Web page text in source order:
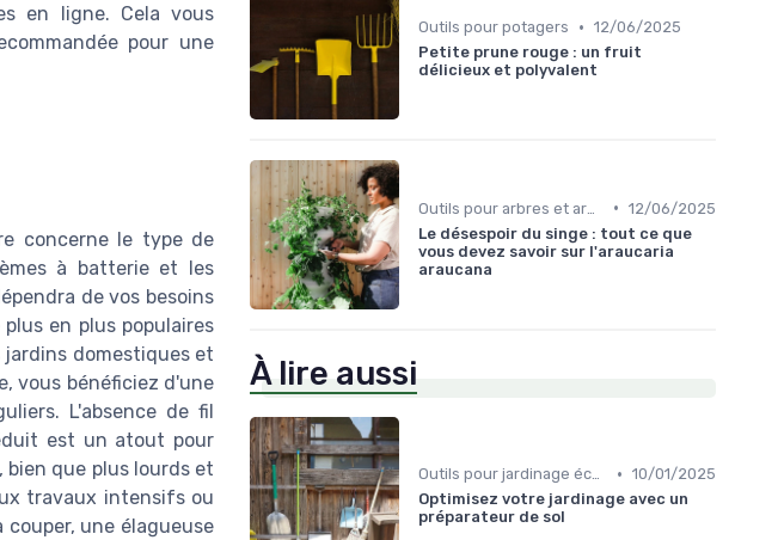
en ligne. Cela vous
pour une
concerne le type de
à batterie et les
de vos besoins
en plus populaires
domestiques et
vous bénéficiez d'une
L'absence de fil
est un atout pour
que plus lourds et
travaux intensifs ou
une élagueuse
Outils pour potagers • 12/06/2025
Petite prune rouge : un fruit
délicieux et polyvalent
• 12/06/2025
Le désespoir du singe : tout ce que
vous devez savoir sur l'araucaria
araucana
À lire aussi
Outils pour jardinage écologique • 10/01/2025
Optimisez votre jardinage avec un
préparateur de sol